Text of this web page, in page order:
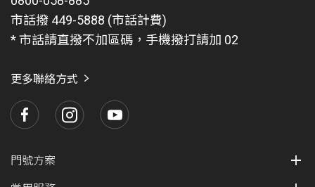
市話撥 449-5888 (市話計費)
* 市話請直撥不加區碼，手機撥打請加 02
更多聯絡方式
門號方案